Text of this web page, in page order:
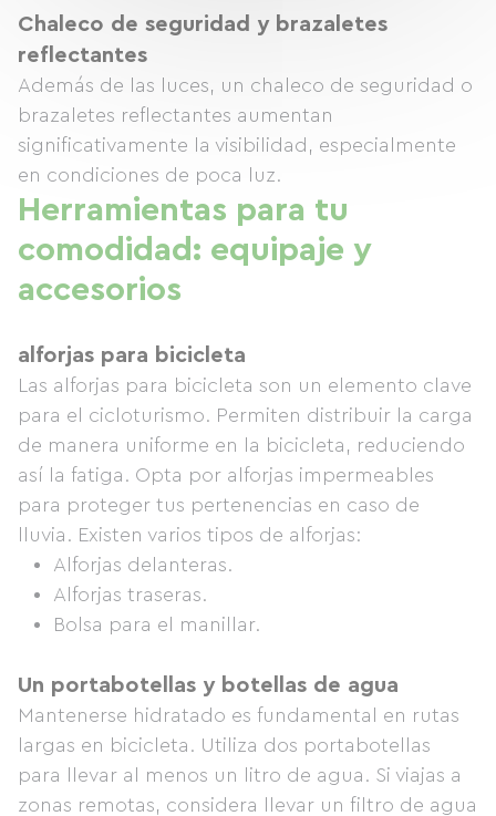
Chaleco de seguridad y brazaletes
reflectantes
Además de las luces, un chaleco de seguridad o
brazaletes reflectantes aumentan
significativamente la visibilidad, especialmente
en condiciones de poca luz.
Herramientas para tu
comodidad: equipaje y
accesorios
alforjas para bicicleta
Las alforjas para bicicleta son un elemento clave
para el cicloturismo. Permiten distribuir la carga
de manera uniforme en la bicicleta, reduciendo
así la fatiga. Opta por alforjas impermeables
para proteger tus pertenencias en caso de
lluvia. Existen varios tipos de alforjas:
Alforjas delanteras.
Alforjas traseras.
Bolsa para el manillar.
Un portabotellas y botellas de agua
Mantenerse hidratado es fundamental en rutas
largas en bicicleta. Utiliza dos portabotellas
para llevar al menos un litro de agua. Si viajas a
zonas remotas, considera llevar un filtro de agua